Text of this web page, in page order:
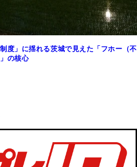
度」に揺れる茨城で見えた「フホー（不
の核心